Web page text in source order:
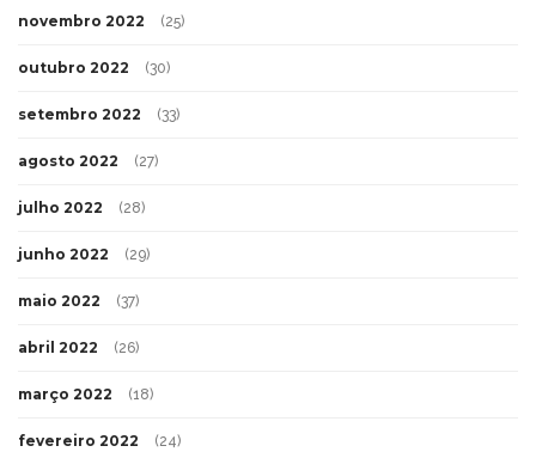
novembro 2022 (25)
outubro 2022 (30)
setembro 2022 (33)
agosto 2022 (27)
julho 2022 (28)
junho 2022 (29)
maio 2022 (37)
abril 2022 (26)
março 2022 (18)
fevereiro 2022 (24)